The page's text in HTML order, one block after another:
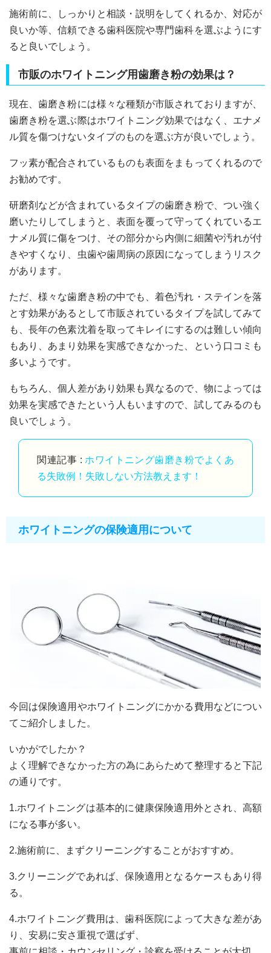
施術前に、しっかりと相談・説明をしてくれるか、対応が
良いか等、信頼できる歯科医院や専門歯科を選ぶようにす
ると良いでしょう。
市販のホワイトニング用歯磨き粉の効果は？
現在、歯磨き粉には様々な種類が市販されておりますが、
歯磨き粉を選ぶ際はホワイトニング効果ではなく、エナメ
ル質を傷つけないタイプのものを選ぶ方が良いでしょう。
フッ素が配合されているものも表面をまもってくれるので
お勧めです。
研磨剤などが含まれているタイプの歯磨き粉で、つい強く
磨いたりしてしまうと、表面を覆って守ってくれているエ
ナメル質に傷をつけ、その部分から内側に細菌や汚れが付
きやすくなり、虫歯や歯周病の原因になってしまうリスク
があります。
ただ、様々な歯磨き粉の中でも、着色汚れ・ステインを落
とす効果があるとして市販されているタイプを試してみて
も、長年の色素沈着を取ってキレイにするのは難しい傾向
もあり、あまり効果を実感できなかった、という口コミも
多いようです。
もちろん、個人差があり効果も異なるので、物によっては
効果を実感できたという人もいますので、試してみるのも
良いでしょう。
関連記事 : ホワイトニング歯磨き粉でよくあ
る失敗例！失敗しない方法教えます！
ホワイトニングの保険適用について
今回は保険適用やホワイトニングにかかる費用などについ
てご紹介しました。
いかがでしたか？
よく理解できなかった方の為にあらためて整理すると下記
の通りです。
1.ホワイトニングは基本的に健康保険適用外とされ、高額
になる事が多い。
2.施術前に、まずクリーニングすることがおすすめ。
3.クリーニングであれば、保険適用となるケースもあり得
る。
4.ホワイトニング費用は、歯科医院によって大きな差があ
り、安易に安さ重視で選ばず、